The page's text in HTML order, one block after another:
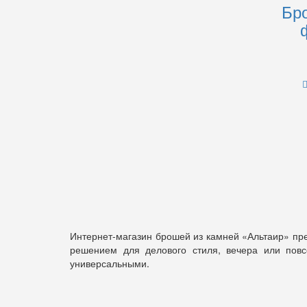
Интернет-магазин брошей из камней «Альтаир»
решением для делового стиля, вечера или
универсальными.